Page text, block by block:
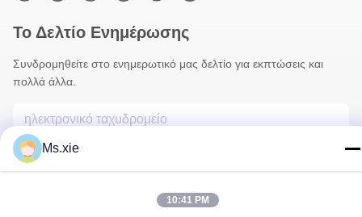
Το Δελτίο Ενημέρωσης
Συνδρομηθείτε στο ενημερωτικό μας δελτίο για εκπτώσεις και
πολλά άλλα.
Ms.xie
10:41 PM